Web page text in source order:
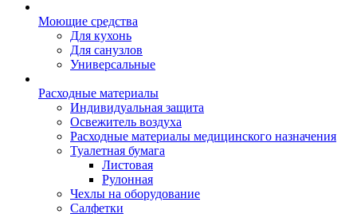
Моющие средства
Для кухонь
Для санузлов
Универсальные
Расходные материалы
Индивидуальная защита
Освежитель воздуха
Расходные материалы медицинского назначения
Туалетная бумага
Листовая
Рулонная
Чехлы на оборудование
Салфетки